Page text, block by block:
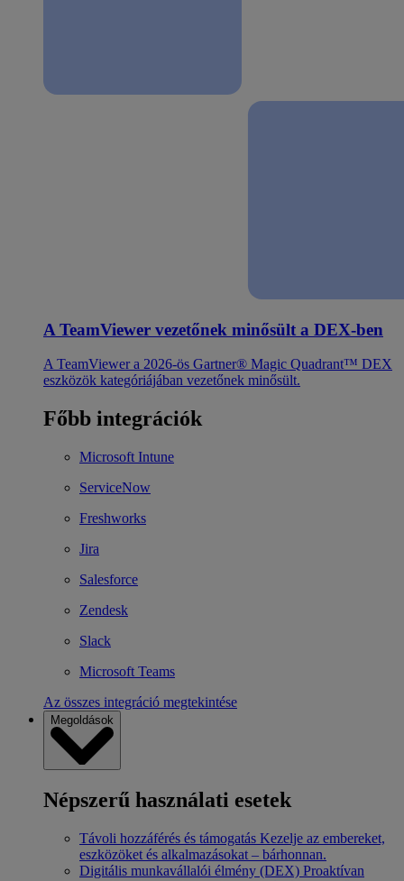
A TeamViewer vezetőnek minősült a DEX-ben
A TeamViewer a 2026-ös Gartner® Magic Quadrant™ DEX
eszközök kategóriájában vezetőnek minősült.
Főbb integrációk
Microsoft Intune
ServiceNow
Freshworks
Jira
Salesforce
Zendesk
Slack
Microsoft Teams
Az összes integráció megtekintése
Megoldások
Népszerű használati esetek
Távoli hozzáférés és támogatás Kezelje az embereket,
eszközöket és alkalmazásokat – bárhonnan.
Digitális munkavállalói élmény (DEX) Proaktívan